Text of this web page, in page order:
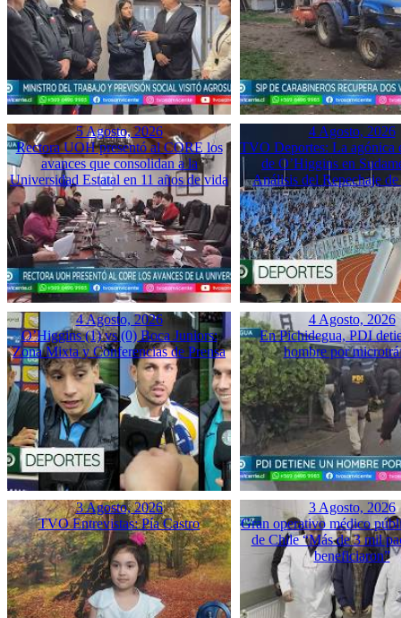
5 Agosto, 2026
Rectora UOH presentó al CORE los
avances que consolidan a la
Universidad Estatal en 11 años de vida
4 Agosto, 2026
TVO Deportes: La agónica
de O’Higgins en
Análisis del Repechaje de
4 Agosto, 2026
O’Higgins (1) vs (0) Boca Juniors:
Zona Mixta y Conferencias de Prensa
4 Agosto, 2026
En Pichidegua, PDI
hombre por
3 Agosto, 2026
TVO Entrevistas: Pía Castro
3 Agosto, 2026
Gran operativo médico
de Chile “Más de 3 mil
beneficiaron”